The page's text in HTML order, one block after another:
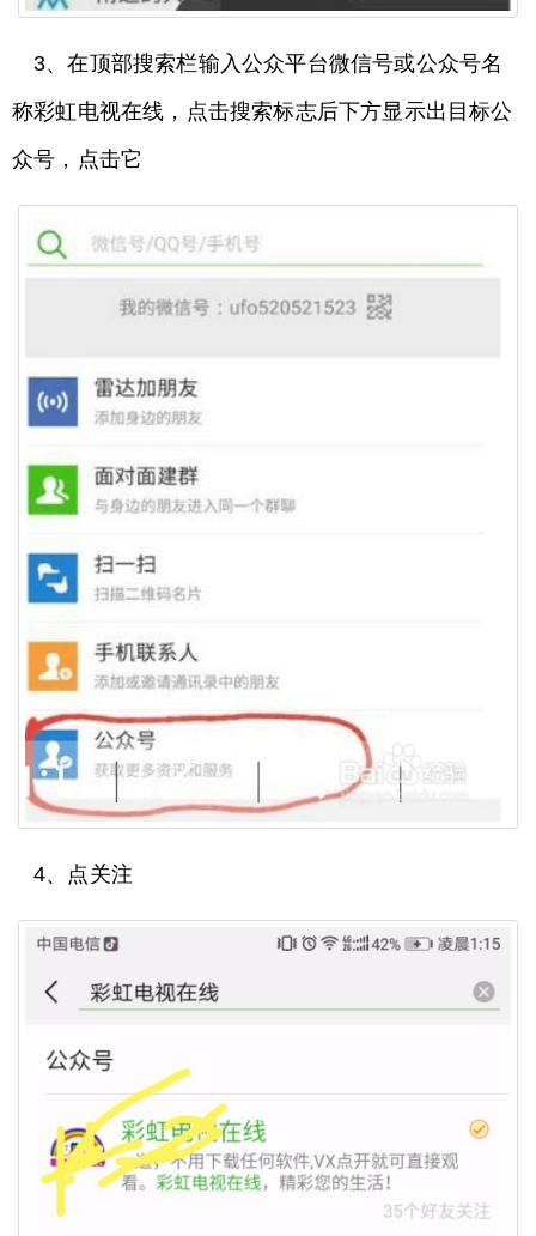
3、在顶部搜索栏输入公众平台微信号或公众号名
称彩虹电视在线，点击搜索标志后下方显示出目标公
众号，点击它
4、点关注